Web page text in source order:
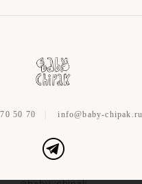
50 70 info@baby-chipak.ru